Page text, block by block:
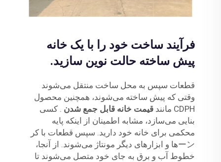
فرآیند ساخت خود را با یک خانه
پیش ساخته حالت نوین سازید.
قطعات سپس به محل ساخت منتقل می‌شوند
وقتی که پیش ساخته می‌شوند، همچنین محصول
CDPH مانند
قیمت خانه قابل جمع شدن . کسی
بنایی می‌سازد، مشابه اطمینان از اینکه پایه
محکمی برای خانه خود دارید. سپس قطعات با کر
ーン‌ها و ابزارهای دیگر مونتاژ می‌شوند. از آنجا،
خطوط آب و برق به جای خود متصل می‌شوند تا